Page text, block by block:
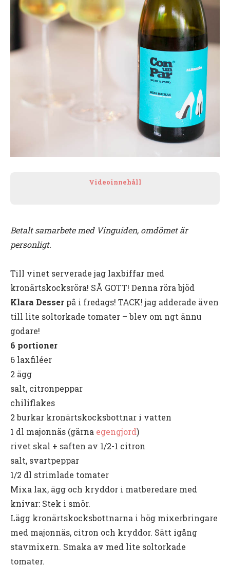
Videoinnehåll
Betalt samarbete med Vinguiden, omdömet är
personligt.
Till vinet serverade jag laxbiffar med
kronärtskocksröra! SÅ GOTT! Denna röra bjöd
Klara Desser på i fredags! TACK! jag adderade även
till lite soltorkade tomater – blev om ngt ännu
godare!
6 portioner
6 laxfiléer
2 ägg
salt, citronpeppar
chiliflakes
2 burkar kronärtskocksbottnar i vatten
1 dl majonnäs (gärna egengjord)
rivet skal + saften av 1/2-1 citron
salt, svartpeppar
1/2 dl strimlade tomater
Mixa lax, ägg och kryddor i matberedare med
knivar: Stek i smör.
Lägg kronärtskocksbottnarna i hög mixerbringare
med majonnäs, citron och kryddor. Sätt igång
stavmixern. Smaka av med lite soltorkade
tomater.